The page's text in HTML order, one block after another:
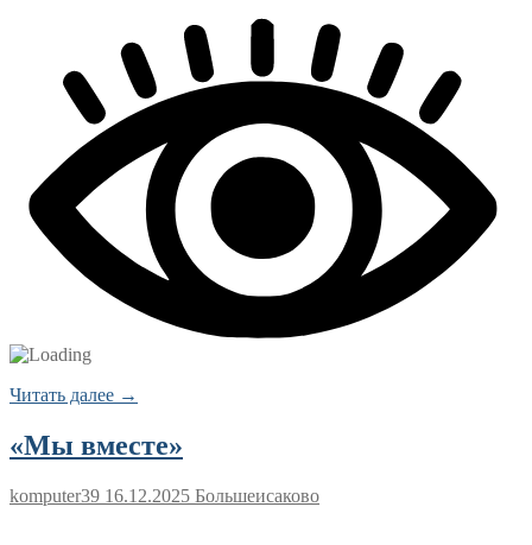
Читать далее →
«Мы вместе»
komputer39 16.12.2025 Большеисаково